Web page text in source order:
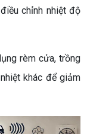
chỉnh nhiệt độ
rèm cửa, trồng
khác để giảm